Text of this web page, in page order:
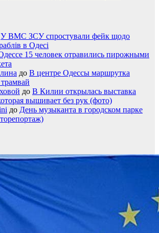
У ВМС ЗСУ спростували фейк щодо
в Одесі
15 человек отравились пирожными
до В центре Одессы маршрутка
до В Килии открылась выставка
вышивает без рук (фото)
до День музыканта в городском парке